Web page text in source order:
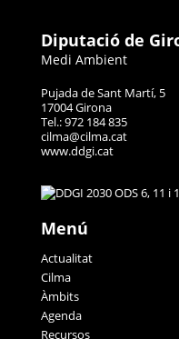
Diputació de
Medi Ambient
Pujada de Sant Martí, 5
17004 Girona
Tel.: 972 184 835
cilma@cilma.cat
www.ddgi.cat
Menú
Actualitat
Cilma
Àmbits
Agenda
Recursos